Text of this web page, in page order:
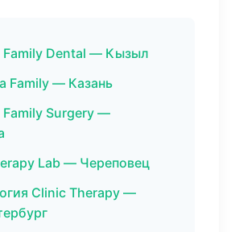
Dental — Кызыл
Family — Казань
Surgery —
Lab — Череповец
Clinic Therapy —